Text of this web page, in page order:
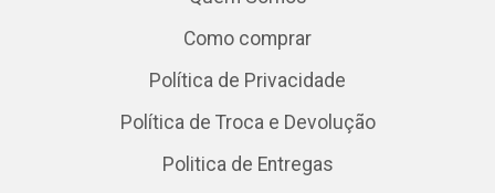
Como comprar
Política de Privacidade
Política de Troca e Devolução
Politica de Entregas